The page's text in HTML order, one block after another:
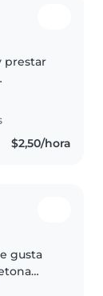
prestar
Soy
niños
$2,50/hora
gusta